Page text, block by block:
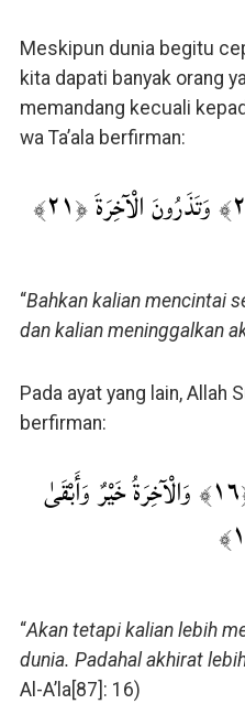
Meskipun dunia begitu
kita dapati banyak orang
memandang kecuali
wa Ta’ala berfirman:
“Bahkan kalian mencintai
dan kalian meninggalkan
Pada ayat yang lain, Allah
berfirman:
بَلْ تُؤْثِرُونَ الْحَيَاةَ الدُّنْيَا ﴿١٦﴾ وَالْآخِرَةُ خَيْرٌ وَأَبْقَىٰ
“Akan tetapi kalian lebih
dunia. Padahal akhirat
Al-A’la[87]: 16)